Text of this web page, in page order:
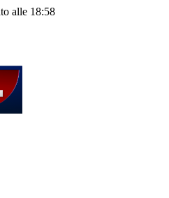
alle 18:58